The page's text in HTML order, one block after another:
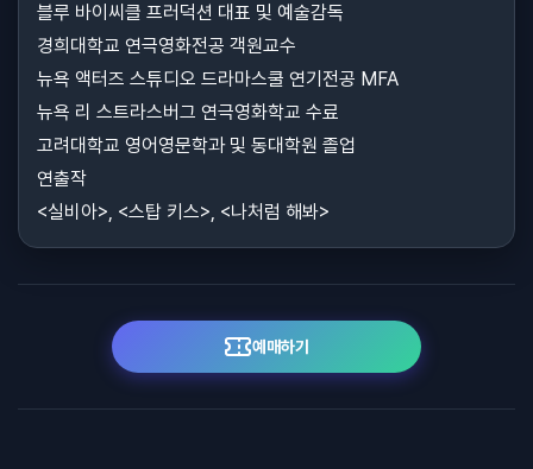
블루 바이씨클 프러덕션 대표 및 예술감독
경희대학교 연극영화전공 객원교수
뉴욕 액터즈 스튜디오 드라마스쿨 연기전공 MFA
뉴욕 리 스트라스버그 연극영화학교 수료
고려대학교 영어영문학과 및 동대학원 졸업
연출작
<실비아>, <스탑 키스>, <나처럼 해봐>
예매하기